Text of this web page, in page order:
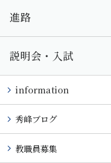
進路
説明会・入試
information
秀峰ブログ
教職員募集